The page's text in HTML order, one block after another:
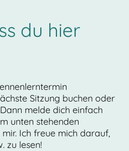
du hier
Sitzung buchen oder
melde dich einfach
unten stehenden
Ich freue mich darauf,
zu lesen!